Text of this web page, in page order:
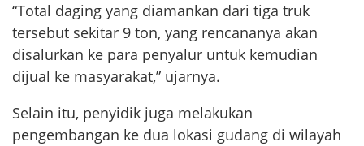
“Total daging yang diamankan dari tiga truk
tersebut sekitar 9 ton, yang rencananya akan
disalurkan ke para penyalur untuk kemudian
dijual ke masyarakat,” ujarnya.
Selain itu, penyidik juga melakukan
pengembangan ke dua lokasi gudang di wilayah